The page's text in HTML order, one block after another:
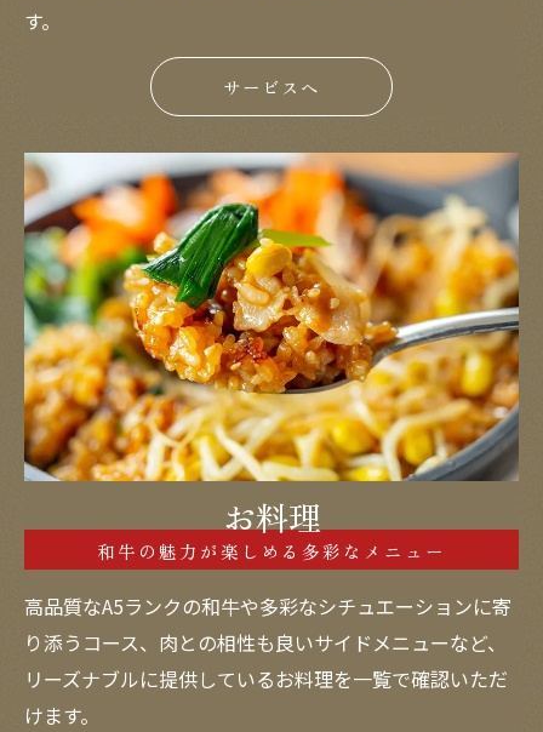
す。
サービスへ
お料理
和牛の魅力が楽しめる多彩なメニュー
高品質なA5ランクの和牛や多彩なシチュエーションに寄
り添うコース、肉との相性も良いサイドメニューなど、
リーズナブルに提供しているお料理を一覧で確認いただ
けます。